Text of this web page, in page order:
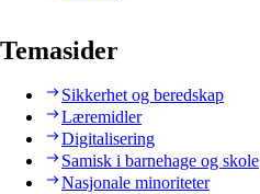
Temasider
Sikkerhet og beredskap
Læremidler
Digitalisering
Samisk i barnehage og skole
Nasjonale minoriteter